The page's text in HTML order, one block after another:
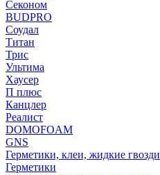
Секоном
BUDPRO
Соудал
Титан
Трис
Ультима
Хаусер
П плюс
Канцлер
Реалист
DOMOFOAM
GNS
Герметики, клеи, жидкие гвозди
Герметики